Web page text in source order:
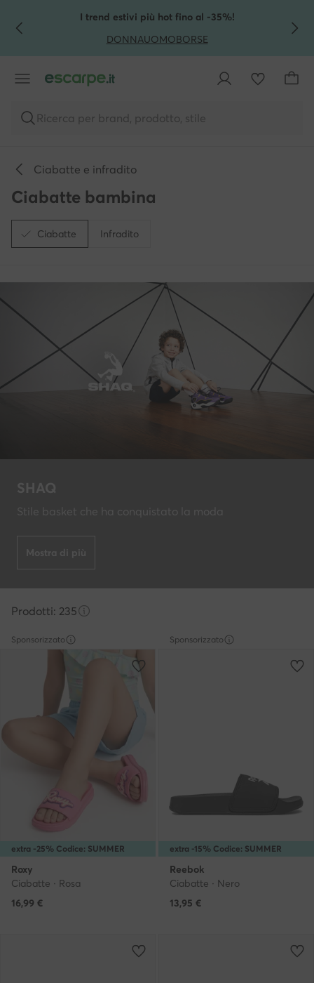
VAI AL CONTENUTO PRINCIPALE
VAI ALLA RICERCAI trend estivi più hot fino al -35%!
DONNAUOMOBORSE
Ricerca per brand, prodotto, stile
Ciabatte e infradito
Ciabatte bambina
Ciabatte Infradito
SHAQ
Stile basket che ha conquistato la moda
Mostra di più
Prodotti: 235
Sponsorizzato
extra -25% Codice: SUMMER
Roxy
Ciabatte · Rosa
16,99 €
Sponsorizzato
extra -15% Codice: SUMMER
Reebok
Ciabatte · Nero
13,95 €